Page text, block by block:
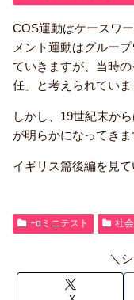
COS運動はケースワ
メント運動はグルー
ていきますが、当時
任」と考えられていま
しかし、19世紀末か
が明らかになってきま
イギリス篇後編を見
+αミニテスト 社
＼